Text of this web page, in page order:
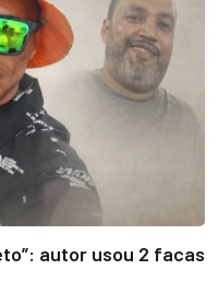
autor usou 2 facas